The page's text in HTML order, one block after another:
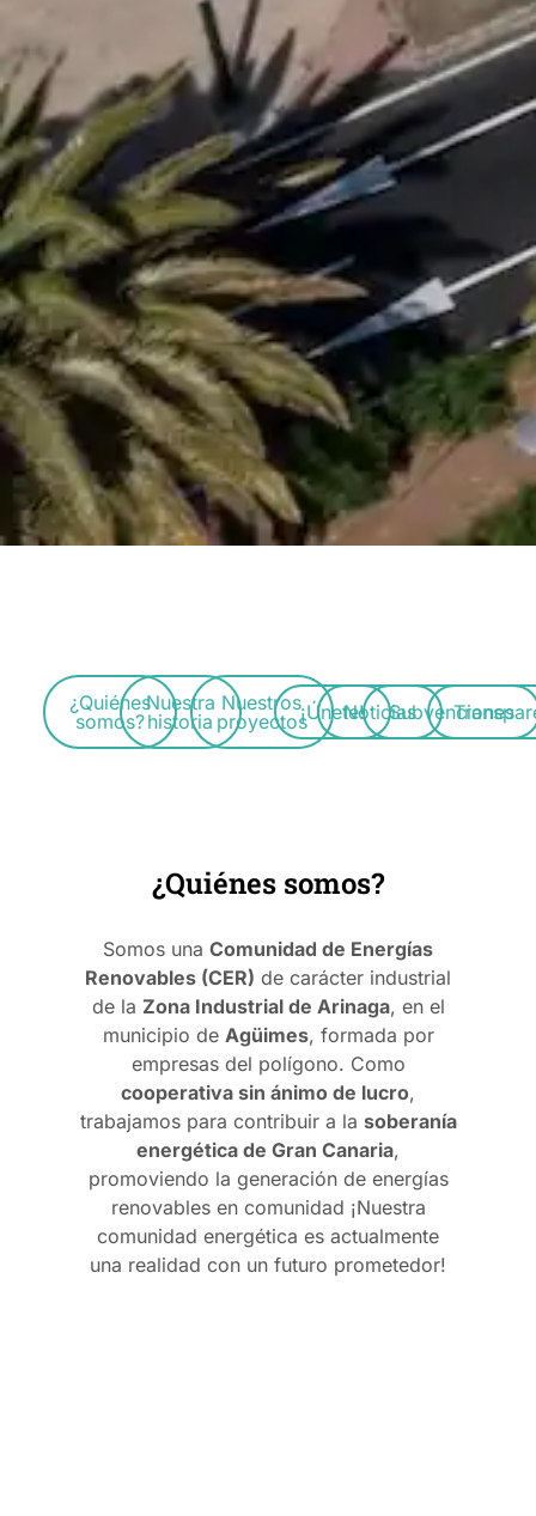
¿Quiénes
somos?
Nuestra
historia
Nuestros
proyectos¡Únete!NoticiasSubvenciones
¿Quiénes somos?
Somos una Comunidad de Energías
Renovables (CER) de carácter industrial
de la Zona Industrial de Arinaga, en el
municipio de Agüimes, formada por
empresas del polígono. Como
cooperativa sin ánimo de lucro,
trabajamos para contribuir a la soberanía
energética de Gran Canaria,
promoviendo la generación de energías
renovables en comunidad ¡Nuestra
comunidad energética es actualmente
una realidad con un futuro prometedor!